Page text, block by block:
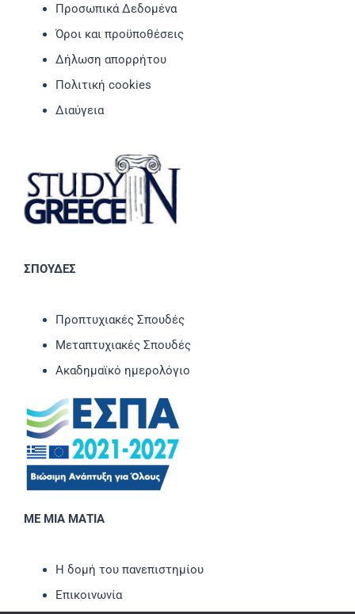
Προσωπικά Δεδομένα
Όροι και προϋποθέσεις
Δήλωση απορρήτου
Πολιτική cookies
Διαύγεια
ΣΠΟΥΔΕΣ
Προπτυχιακές Σπουδές
Μεταπτυχιακές Σπουδές
Ακαδημαϊκό ημερολόγιο
ΜΕ ΜΙΑ ΜΑΤΙΑ
Η δομή του πανεπιστημίου
Επικοινωνία